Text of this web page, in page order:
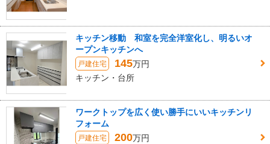
キッチン移動 和室を完全洋室化し、明るいオ
ープンキッチンへ
戸建住宅 145万円
キッチン・台所
ワークトップを広く使い勝手にいいキッチンリ
フォーム
戸建住宅 200万円